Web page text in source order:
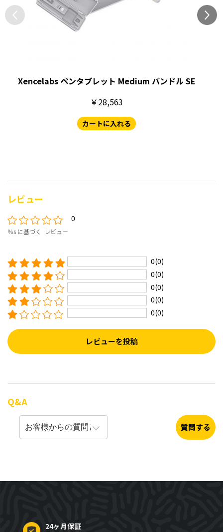
Xencelabs ペンタブレット Medium バンドル SE
￥28,563
カートに入れる
レビュー
0
％s に基づく レビュー
0(0)
0(0)
0(0)
0(0)
0(0)
レビューを投稿
Q&A
質問する
24ヶ月保証